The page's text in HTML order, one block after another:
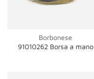
Borbonese
91010262 Borsa a mano